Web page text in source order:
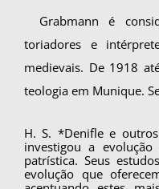
Grabmann é
toriadores e
medievais. De 1918
teologia em Munique.
H. S. *Denifle e
investigou a
patrística. Seus
evolução que